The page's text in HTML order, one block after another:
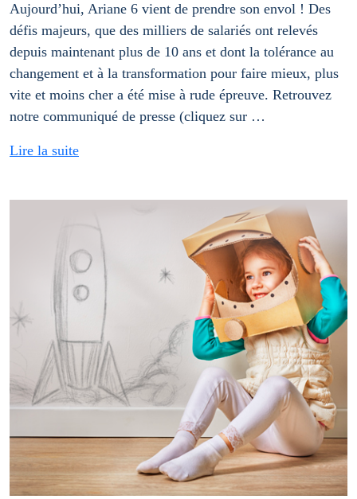
Aujourd’hui, Ariane 6 vient de prendre son envol ! Des
défis majeurs, que des milliers de salariés ont relevés
depuis maintenant plus de 10 ans et dont la tolérance au
changement et à la transformation pour faire mieux, plus
vite et moins cher a été mise à rude épreuve. Retrouvez
notre communiqué de presse (cliquez sur …
Lire la suite